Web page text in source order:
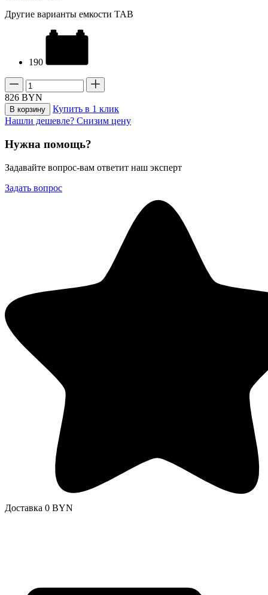
Другие варианты емкости TAB
190
826 BYN
В корзину
Купить в 1 клик
Нашли дешевле? Снизим цену
Нужна помощь?
Задавайте вопрос-вам ответит наш эксперт
Задать вопрос
Доставка 0 BYN